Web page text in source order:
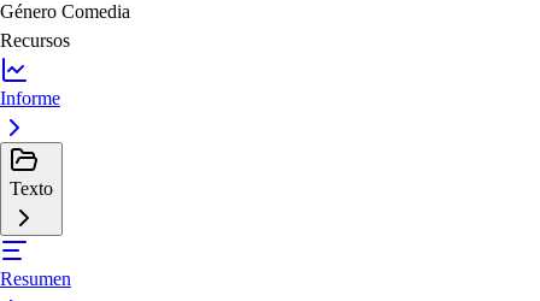
Género Comedia
Recursos
Informe
Texto
Resumen